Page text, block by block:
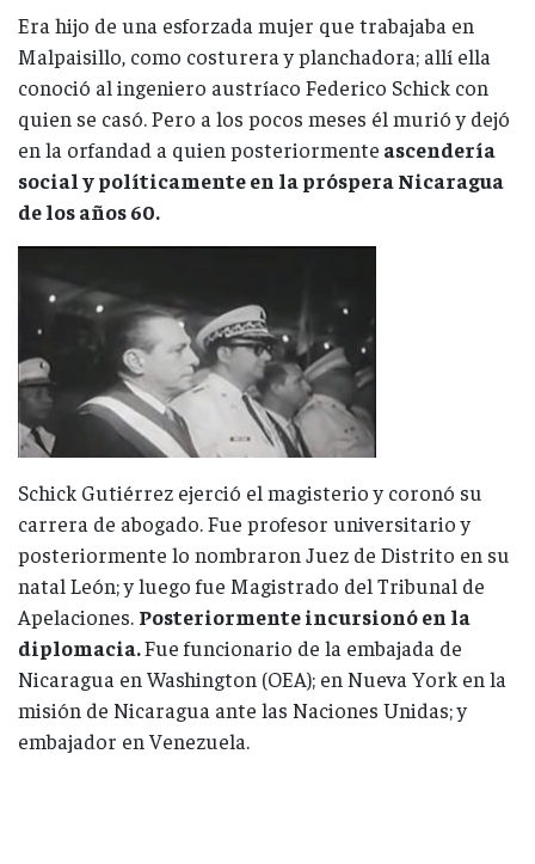
Era hijo de una esforzada mujer que trabajaba en
Malpaisillo, como costurera y planchadora; allí ella
conoció al ingeniero austríaco Federico Schick con
quien se casó. Pero a los pocos meses él murió y dejó
en la orfandad a quien posteriormente ascendería
social y políticamente en la próspera Nicaragua
de los años 60.
Schick Gutiérrez ejerció el magisterio y coronó su
carrera de abogado. Fue profesor universitario y
posteriormente lo nombraron Juez de Distrito en su
natal León; y luego fue Magistrado del Tribunal de
Apelaciones. Posteriormente incursionó en la
diplomacia.Fue funcionario de la embajada de
Nicaragua en Washington (OEA); en Nueva York en la
misión de Nicaragua ante las Naciones Unidas; y
embajador en Venezuela.